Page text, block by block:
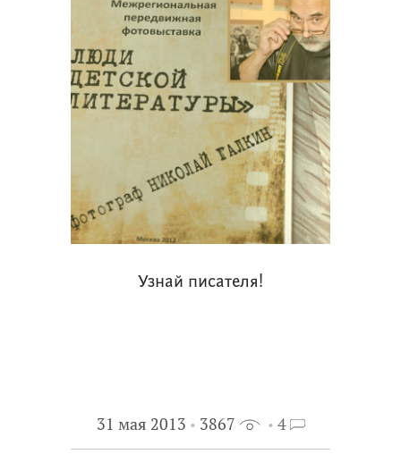
Узнай писателя!
31 мая 2013 3867 4